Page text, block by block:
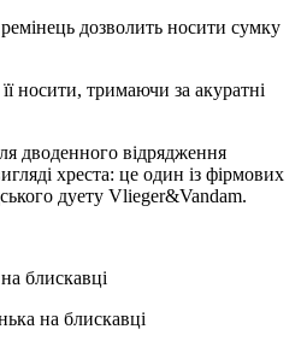
дозволить носити сумку
носити, тримаючи за акуратні
дводенного відрядження
хреста: це один із фірмових
дуету Vlieger&Vandam.
блискавці
на блискавці